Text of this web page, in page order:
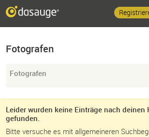
Fotografen
Fotografen
Leider wurden keine Einträge nach deinen
gefunden.
Bitte versuche es mit allgemeineren